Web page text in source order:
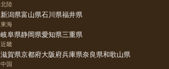
北陸
新潟県富山県石川県福井県
東海
岐阜県静岡県愛知県三重県
近畿
滋賀県京都府大阪府兵庫県奈良県和歌山県
中国